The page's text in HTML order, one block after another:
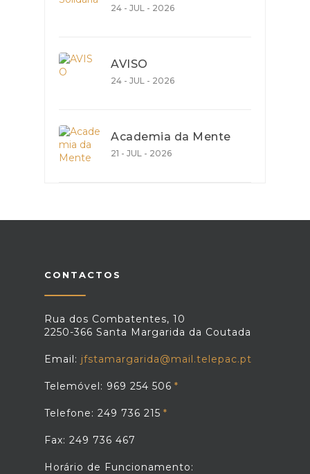
24 - JUL - 2026
AVISO
24 - JUL - 2026
Academia da Mente
21 - JUL - 2026
CONTACTOS
Rua dos Combatentes, 10
2250-366 Santa Margarida da Coutada
Email: jfstamargarida@mail.telepac.pt
Telemóvel: 969 254 506
Telefone: 249 736 215
Fax: 249 736 467
Horário de Funcionamento: